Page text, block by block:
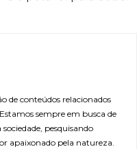
de conteúdos relacionados
sempre em busca de
pesquisando
apaixonado pela natureza.